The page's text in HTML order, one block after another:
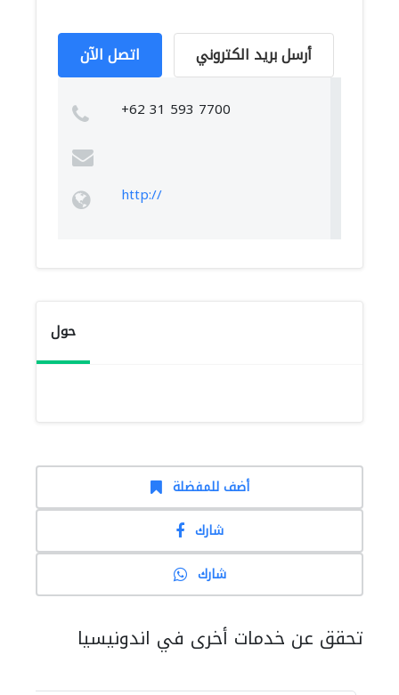
اتصل الآن أرسل بريد الكتروني
+62 31 593 7700
http://
حول
أضف للمفضلة
شارك
شارك
تحقق عن خدمات أخرى في اندونيسيا